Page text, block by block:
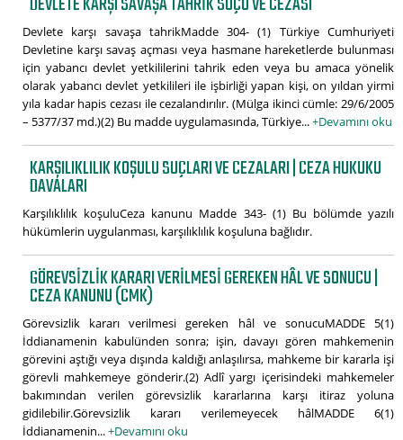
Devlete karşı savaşa tahrikMadde 304- (1) Türkiye Cumhuriyeti
Devletine karşı savaş açması veya hasmane hareketlerde bulunması
için yabancı devlet yetkililerini tahrik eden veya bu amaca yönelik
olarak yabancı devlet yetkilileri ile işbirliği yapan kişi, on yıldan yirmi
yıla kadar hapis cezası ile cezalandırılır. (Mülga ikinci cümle: 29/6/2005
– 5377/37 md.)(2) Bu madde uygulamasında, Türkiye...+Devamını oku
KARŞILIKLILIK KOŞULU SUÇLARI VE CEZALARI | CEZA HUKUKU
DAVALARI
Karşılıklılık koşuluCeza kanunu Madde 343- (1) Bu bölümde yazılı
hükümlerin uygulanması, karşılıklılık koşuluna bağlıdır.
GÖREVSIZLIK KARARI VERILMESI GEREKEN HÂL VE SONUCU |
CEZA KANUNU (CMK)
Görevsizlik kararı verilmesi gereken hâl ve sonucuMADDE 5(1)
İddianamenin kabulünden sonra; işin, davayı gören mahkemenin
görevini aştığı veya dışında kaldığı anlaşılırsa, mahkeme bir kararla işi
görevli mahkemeye gönderir.(2) Adlî yargı içerisindeki mahkemeler
bakımından verilen görevsizlik kararlarına karşı itiraz yoluna
gidilebilir.Görevsizlik kararı verilemeyecek hâlMADDE 6(1)
İddianamenin...+Devamını oku